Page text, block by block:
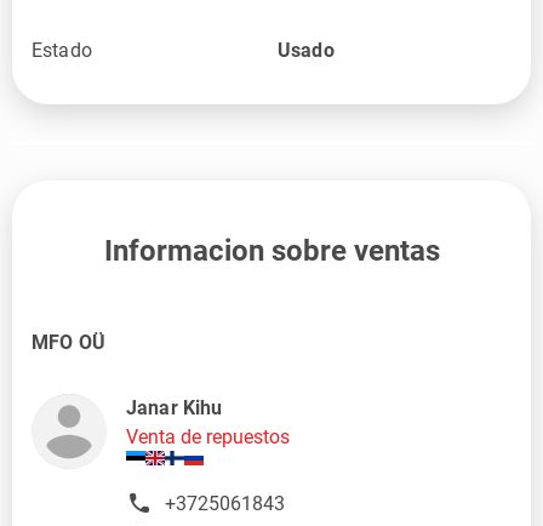
Estado Usado
Informacion sobre ventas
MFO OÜ
Janar Kihu
Venta de repuestos
+3725061843